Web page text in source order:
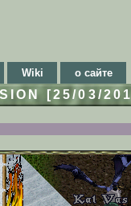
Wiki о сайте
[25/03/